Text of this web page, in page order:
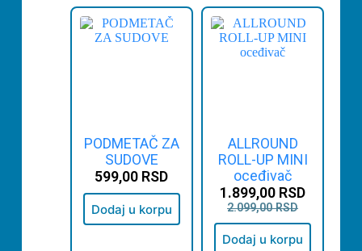
PODMETAČ ZA
SUDOVE
599,00 RSD
Dodaj u korpu
ALLROUND
ROLL-UP MINI
oceđivač
2.099,00RSD
1.899,00 RSD
Dodaj u korpu